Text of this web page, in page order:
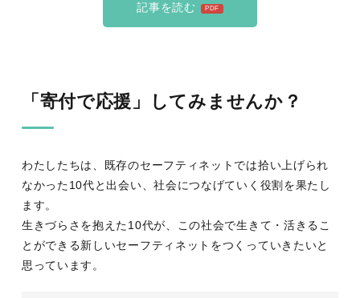
記事を読む
「寄付で応援」してみませんか？
わたしたちは、既存のセーフティネットでは拾い上げられ
なかった10代と出会い、社会につなげていく役割を果たし
ます。
生きづらさを抱えた10代が、この社会で生きて・活きるこ
とができる新しいセーフティネットをつくっていきたいと
思っています。